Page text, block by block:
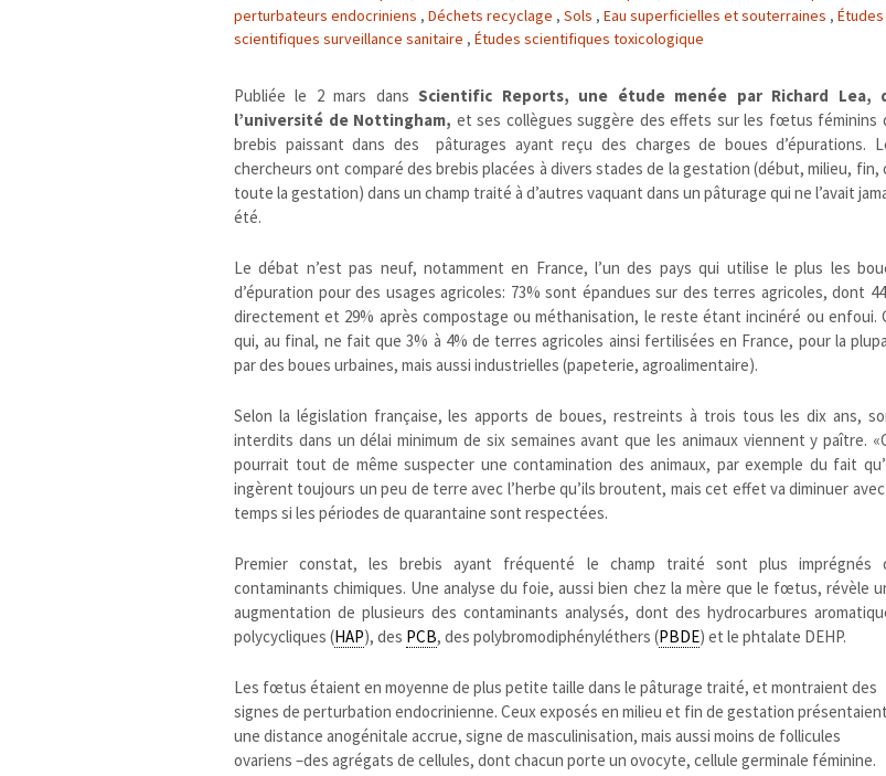
modes
Biodiversité
Changements climatiques
Contamination infectieuse
Contaminations chimiques
métaux
Déchets
Décisions politiques et juridiques
Énergies
fossiles
Environnement numérique
Études scientifiques
rapport
Jurisprudence
Modes de comportement
offre de soins
Petite enfance
Pharmacovigilance, produits et
dispositifs de santé, vaccins
femmes
Publications recommandées
Rayonnements
ionisants
non
réglementaire
Sols
Sommeil
Technologies
écrans /
perturbateurs endocriniens , Déchets recyclage , Sols , Eau superficielles et souterraines , Études
scientifiques surveillance sanitaire , Études scientifiques toxicologique
Publiée le 2 mars dansScientific Reports, une étude menée par Richard Lea,
l’université de Nottingham, et ses collègues suggère des effets sur les fœtus féminins
brebis paissant dans des pâturages ayant reçu des charges de boues d’épurations.
chercheurs ont comparé des brebis placées à divers stades de la gestation (début, milieu, fin,
toute la gestation) dans un champ traité à d’autres vaquant dans un pâturage qui ne l’avait
été.
Le débat n’est pas neuf, notamment en France, l’un des pays qui utilise le plus les
d’épuration pour des usages agricoles: 73% sont épandues sur des terres agricoles, dont
directement et 29% après compostage ou méthanisation, le reste étant incinéré ou enfoui.
qui, au final, ne fait que 3% à 4% de terres agricoles ainsi fertilisées en France, pour la
par des boues urbaines, mais aussi industrielles (papeterie, agroalimentaire).
Selon la législation française, les apports de boues, restreints à trois tous les dix ans,
interdits dans un délai minimum de six semaines avant que les animaux viennent y paître.
pourrait tout de même suspecter une contamination des animaux, par exemple du fait
ingèrent toujours un peu de terre avec l’herbe qu’ils broutent, mais cet effet va diminuer
temps si les périodes de quarantaine sont respectées.
Premier constat, les brebis ayant fréquenté le champ traité sont plus imprégnés
contaminants chimiques. Une analyse du foie, aussi bien chez la mère que le fœtus, révèle
augmentation de plusieurs des contaminants analysés, dont des hydrocarbures
polycycliques (HAP), des PCB, des polybromodiphényléthers (PBDE) et le phtalate DEHP.
Les fœtus étaient en moyenne de plus petite taille dans le pâturage traité, et montraient des
signes de perturbation endocrinienne. Ceux exposés en milieu et fin de gestation présentaient
une distance anogénitale accrue, signe de masculinisation, mais aussi moins de follicules
ovariens –des agrégats de cellules, dont chacun porte un ovocyte, cellule germinale féminine.